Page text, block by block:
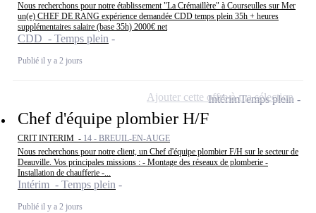
Nous recherchons pour notre établissement "La Crémaillère" à Courseulles sur Mer
un(e) CHEF DE RANG expérience demandée CDD temps plein 35h + heures
supplémentaires salaire (base 35h) 2000€ net
CDD - Temps plein
Publié il y a 2 jours
Chef d'équipe plombier H/F
CRIT INTERIM - 14 - BREUIL-EN-AUGE
Nous recherchons pour notre client, un Chef d'équipe plombier F/H sur le secteur de
Deauville. Vos principales missions : - Montage des réseaux de plomberie -
Installation de chaufferie -...
Intérim - Temps plein
Publié il y a 2 jours
IntérimTemps plein
Ajouter cette offre à ma sélection